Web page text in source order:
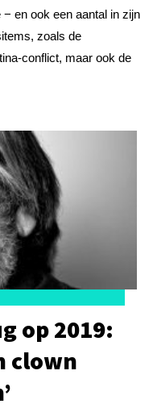
en ook een aantal in zijn
zoals de
conflict, maar ook de
op 2019:
clown